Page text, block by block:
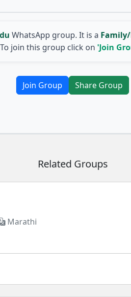
WhatsApp group. It is a
join this group click on 'Join
Join Group Share Group
Related Groups
Marathi